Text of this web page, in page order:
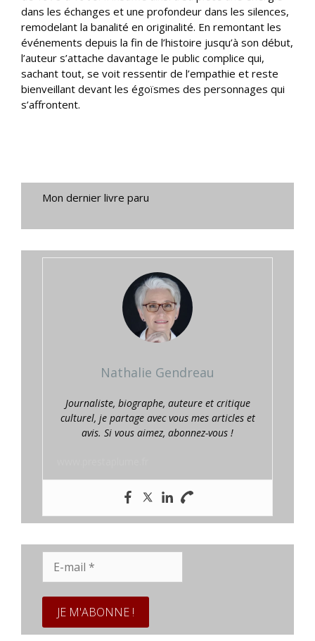
dans les échanges et une profondeur dans les silences,
remodelant la banalité en originalité. En remontant les
événements depuis la fin de l’histoire jusqu’à son début,
l’auteur s’attache davantage le public complice qui,
sachant tout, se voit ressentir de l’empathie et reste
bienveillant devant les égoïsmes des personnages qui
s’affrontent.
Mon dernier livre paru
Nathalie Gendreau
Journaliste, biographe, auteure et critique
culturel, je partage avec vous mes articles et
avis. Si vous aimez, abonnez-vous !
mail